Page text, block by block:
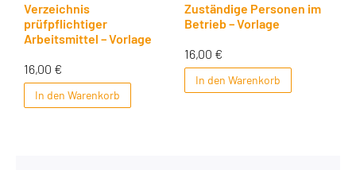
Verzeichnis
prüfpflichtiger
Arbeitsmittel – Vorlage
16,00 €
In den Warenkorb
Zuständige Personen im
Betrieb – Vorlage
16,00 €
In den Warenkorb